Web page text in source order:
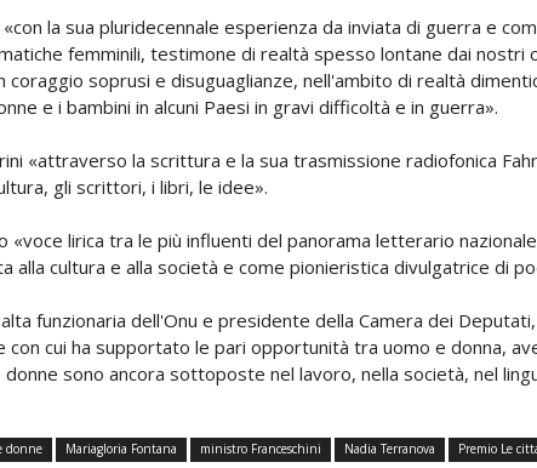
la sua pluridecennale esperienza da inviata di guerra e
femminili, testimone di realtà spesso lontane dai nostri
coraggio soprusi e disuguaglianze, nell'ambito di realtà
e i bambini in alcuni Paesi in gravi difficoltà e in guerra».
«attraverso la scrittura e la sua trasmissione radiofonica
gli scrittori, i libri, le idee».
«voce lirica tra le più influenti del panorama letterario
alla cultura e alla società e come pionieristica divulgatrice di
funzionaria dell'Onu e presidente della Camera dei
con cui ha supportato le pari opportunità tra uomo e donna,
sono ancora sottoposte nel lavoro, nella società, nel
donne Mariagloria Fontana ministro Franceschini Nadia Terranova Premio Le